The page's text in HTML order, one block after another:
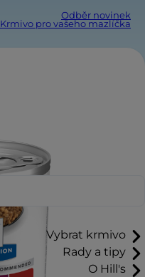
Odběr novinek
Krmivo pro vašeho mazlíčka
Vybrat krmivo
Rady a tipy
O Hill's